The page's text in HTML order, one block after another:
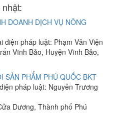
DOANH DỊCH VỤ NÔNG
diện pháp luật: Phạm Văn Viện
Vĩnh Bảo, Huyện Vĩnh Bảo,
SẢN PHẨM PHÚ QUỐC BKT
pháp luật: Nguyễn Trương
Dương, Thành phố Phú